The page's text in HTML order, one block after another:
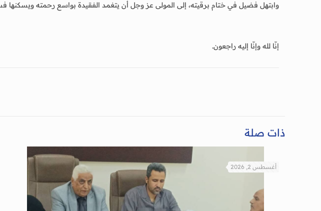
وابتهل فضيل في ختام برقيته، إلى المولى عز وجل أن يتغمد الفقيدة بواسع رحمته ويسكنها
إنّا لله وإنّا إليه راجعون.
ذات صلة
أغسطس 2, 2026